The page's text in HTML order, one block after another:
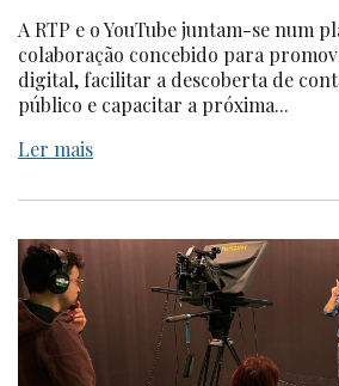
A RTP e o YouTube juntam-se num
colaboração concebido para
digital, facilitar a descoberta de
público e capacitar a próxima...
Ler mais